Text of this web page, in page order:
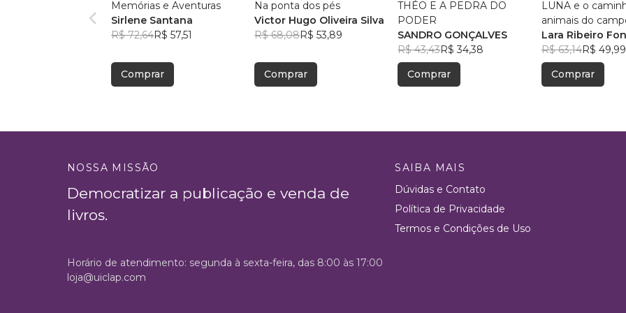
Memórias e Aventuras
Sirlene Santana
R$ 72,64R$ 57,51
Comprar
Na ponta dos pés
Victor Hugo Oliveira Silva
R$ 68,08R$ 53,89
Comprar
THÉO E A PEDRA DO
PODER
SANDRO GONÇALVES
R$ 43,43R$ 34,38
Comprar
LUNA e o
animais do
Lara Ribeiro
R$ 63,14R$ 49,99
Comprar
NOSSA MISSÃO
Democratizar a publicação e venda de
livros.
SAIBA MAIS
Dúvidas e Contato
Política de Privacidade
Termos e Condições de Uso
Horário de atendimento: segunda à sexta-feira, das 8:00 às 17:00
loja@uiclap.com